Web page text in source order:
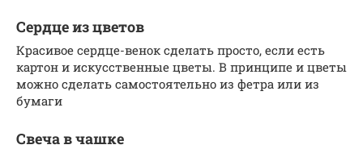
Сердце из цветов
Красивое сердце-венок сделать просто, если есть
картон и искусственные цветы. В принципе и цветы
можно сделать самостоятельно из фетра или из
бумаги
Свеча в чашке